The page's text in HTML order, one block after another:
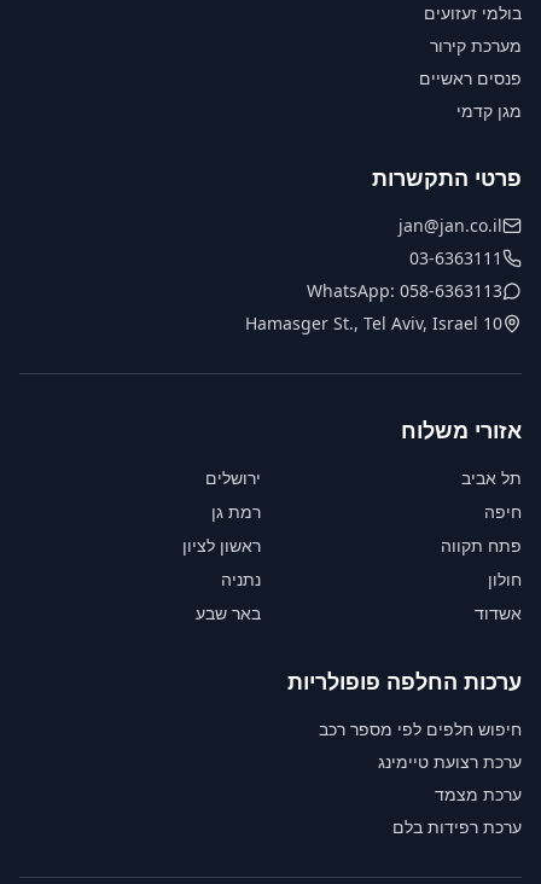
בולמי זעזועים
מערכת קירור
פנסים ראשיים
מגן קדמי
פרטי התקשרות
jan@jan.co.il
03-6363111
WhatsApp: 058-6363113
10 Hamasger St., Tel Aviv, Israel
אזורי משלוח
תל אביב
ירושלים
חיפה
רמת גן
פתח תקווה
ראשון לציון
חולון
נתניה
אשדוד
באר שבע
ערכות החלפה פופולריות
חיפוש חלפים לפי מספר רכב
ערכת רצועת טיימינג
ערכת מצמד
ערכת רפידות בלם